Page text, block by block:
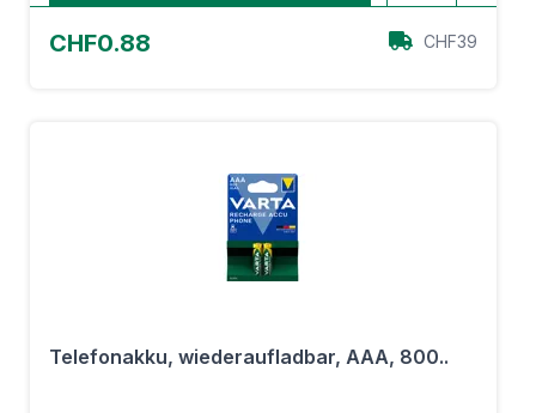
CHF0.88 CHF39
Telefonakku, wiederaufladbar, AAA, 800..